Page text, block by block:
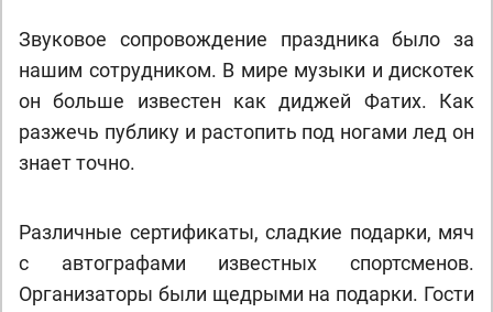
Звуковое сопровождение праздника было за
нашим сотрудником. В мире музыки и дискотек
он больше известен как диджей Фатих. Как
разжечь публику и растопить под ногами лед он
знает точно.
Различные сертификаты, сладкие подарки, мяч
с автографами известных спортсменов.
Организаторы были щедрыми на подарки. Гости